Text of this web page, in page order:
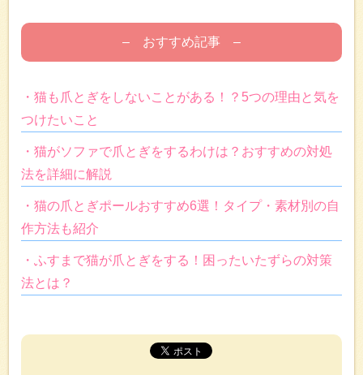
– おすすめ記事 –
・猫も爪とぎをしないことがある！？5つの理由と気を
つけたいこと
・猫がソファで爪とぎをするわけは？おすすめの対処
法を詳細に解説
・猫の爪とぎポールおすすめ6選！タイプ・素材別の自
作方法も紹介
・ふすまで猫が爪とぎをする！困ったいたずらの対策
法とは？